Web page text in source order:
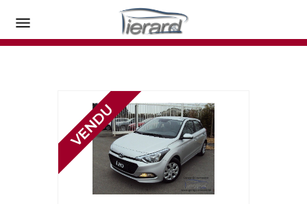
